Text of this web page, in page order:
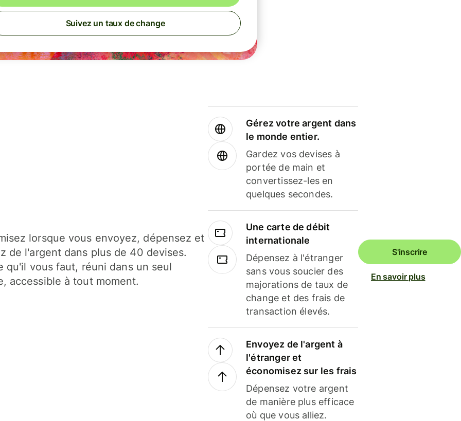
Suivez un taux de change
lorsque vous envoyez, dépensez et
de l'argent dans plus de 40 devises.
qu'il vous faut, réuni dans un seul
accessible à tout moment.
Gérez votre argent dans
le monde entier.
Gardez vos devises à
portée de main et
convertissez-les en
quelques secondes.
Une carte de débit
internationale
Dépensez à l'étranger
sans vous soucier des
majorations de taux de
change et des frais de
transaction élevés.
Envoyez de l'argent à
l'étranger et
économisez sur les frais
Dépensez votre argent
de manière plus efficace
où que vous alliez.
S'inscrire
En savoir plus